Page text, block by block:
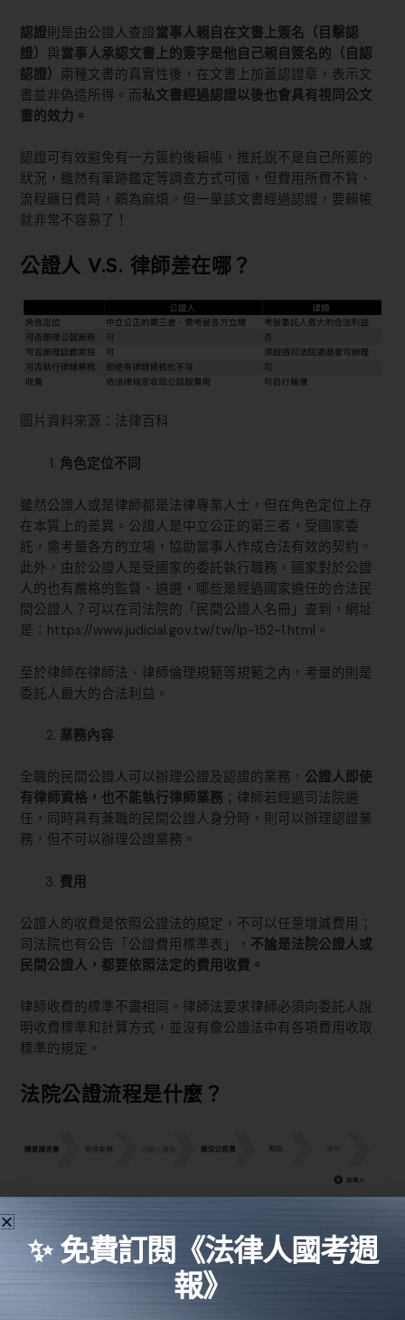
認證則是由公證人查證當事人親自在文書上簽名（目擊認
證） 與當事人承認文書上的簽字是他自己親自簽名的（自認
認證） 兩種文書的真實性後，在文書上加蓋認證章，表示文
書並非偽造所得。而私文書經過認證以後也會具有視同公文
書的效力。
認證可有效避免有一方簽約後賴帳，推託說不是自己所簽的
狀況，雖然有筆跡鑑定等調查方式可循，但費用所費不貲、
流程曠日費時，頗為麻煩。但一單該文書經過認證，要賴帳
就非常不容易了！
公證人 V.S. 律師差在哪？
圖片資料來源：法律百科
角色定位不同
雖然公證人或是律師都是法律專業人士，但在角色定位上存
在本質上的差異。公證人是中立公正的第三者，受國家委
託，需考量各方的立場，協助當事人作成合法有效的契約。
此外，由於公證人是受國家的委託執行職務，國家對於公證
人的也有嚴格的監督、遴選，哪些是經過國家遴任的合法民
間公證人？可以在司法院的「民間公證人名冊」查到，網址
是： https://www.judicial.gov.tw/tw/lp-152-1.html。
至於律師在律師法、律師倫理規範等規範之內，考量的則是
委託人最大的合法利益。
業務內容
全職的民間公證人可以辦理公證及認證的業務， 公證人即使
有律師資格，也不能執行律師業務 ；律師若經過司法院遴
任，同時具有兼職的民間公證人身分時，則可以辦理認證業
務，但不可以辦理公證業務。
費用
公證人的收費是依照公證法的規定，不可以任意增減費用；
司法院也有公告「公證費用標準表」， 不論是法院公證人或
民間公證人，都要依照法定的費用收費。
律師收費的標準不盡相同。律師法要求律師必須向委託人說
明收費標準和計算方式，並沒有像公證法中有各項費用收取
標準的規定。
法院公證流程是什麼？
北地方法院－辦理公、認證流程圖
台北地方法院－辦理公、認證事件基本注意事項
✨ 免費訂閱《法律人國考週
報》